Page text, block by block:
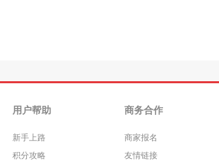
用户帮助
新手上路
积分攻略
商务合作
商家报名
友情链接